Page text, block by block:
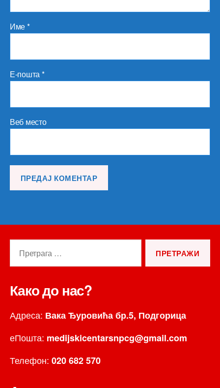
Име*
Е-пошта*
Веб место
Како до нас?
Адреса: Вака Ђуровића бр.5, Подгорица
еПошта: medijskicentarsnpcg@gmail.com
Телефон: 020 682 570